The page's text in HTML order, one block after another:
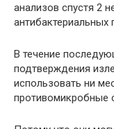
анализов спустя 2
антибактериальных
В течение
подтверждения
использовать ни
противомикробные